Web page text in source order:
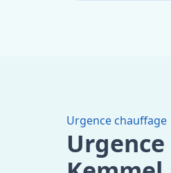
Urgence chauffage